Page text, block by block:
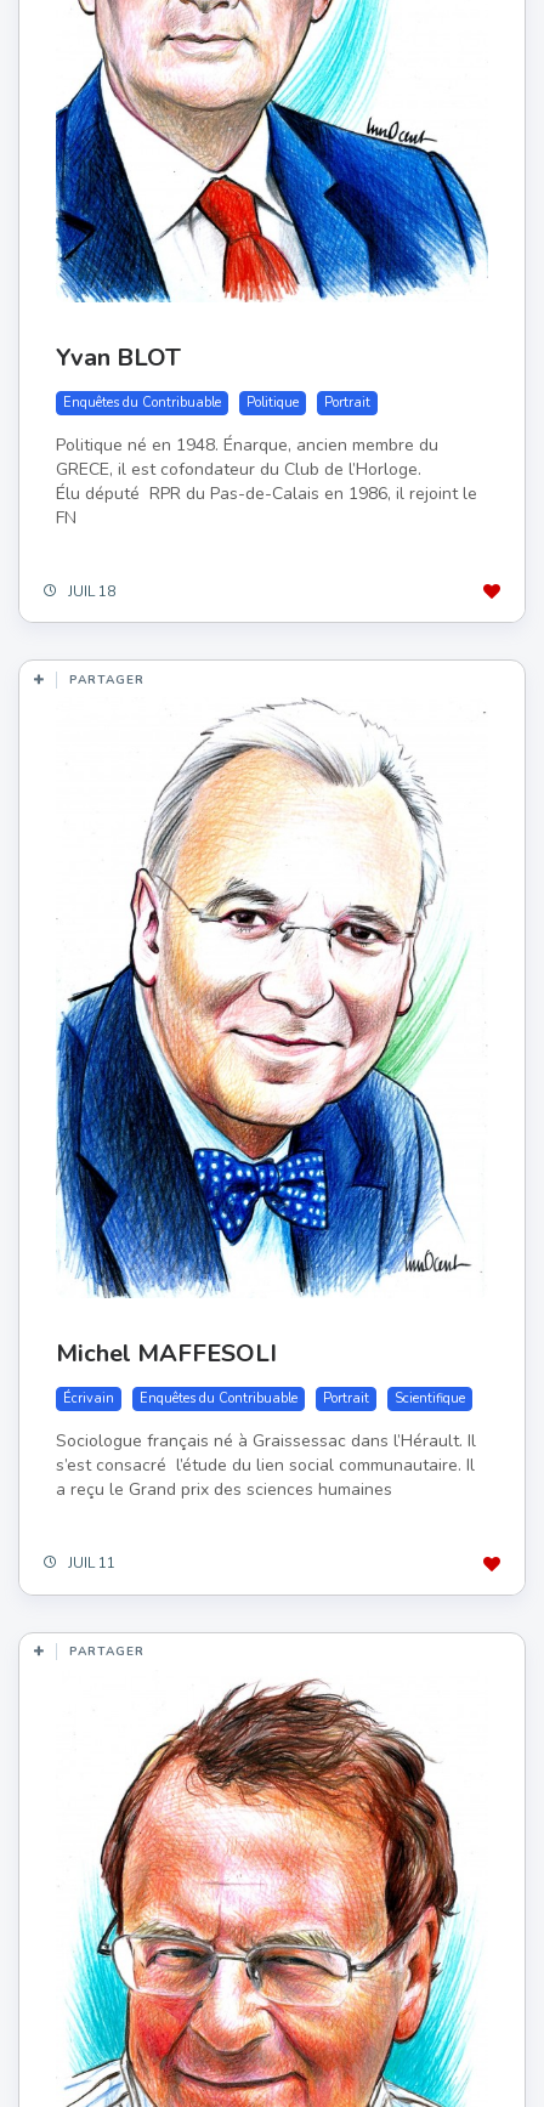
Yvan BLOT
Enquêtes du Contribuable Politique Portrait
Politique né en 1948. Énarque, ancien membre du
GRECE, il est cofondateur du Club de l’Horloge.
Élu député RPR du Pas-de-Calais en 1986, il rejoint le
FN
JUIL 18
PARTAGER
Michel MAFFESOLI
Écrivain Enquêtes du Contribuable Portrait Scientifique
Sociologue français né à Graissessac dans l’Hérault. Il
s’est consacré l’étude du lien social communautaire. Il
a reçu le Grand prix des sciences humaines
JUIL 11
PARTAGER